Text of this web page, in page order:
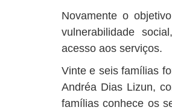
Novamente o
vulnerabilidade
acesso aos serviços.
Vinte e seis famílias
Andréa Dias Lizun,
famílias conhece os